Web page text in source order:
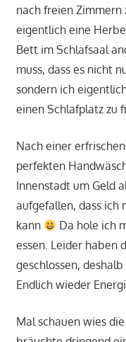
nach freien Zimmern
eigentlich eine
Bett im Schlafsaal
muss, dass es nicht
sondern ich
einen Schlafplatz zu
Nach einer
perfekten
Innenstadt um Geld
aufgefallen, dass ich
kann
Da hole ich
essen. Leider haben
geschlossen,
Endlich wieder
Mal schauen wies